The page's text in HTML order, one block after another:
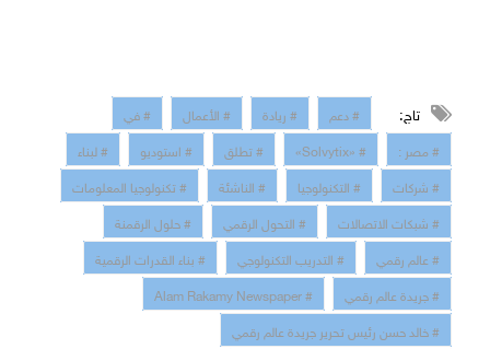
تاج: # دعم # ريادة # الأعمال
# في
# مصر :
# «Solvytix» # تطلق # استوديو
# لبناء
# شركات
# التكنولوجيا # الناشئة
# تكنولوجيا المعلومات
# شبكات الاتصالات
# التحول الرقمي
# حلول الرقمنة
# عالم رقمي
# التدريب التكنولوجي
# بناء القدرات الرقمية
# جريدة عالم رقمي
# Alam Rakamy Newspaper
# خالد حسن رئيس تحرير جريدة عالم رقمي